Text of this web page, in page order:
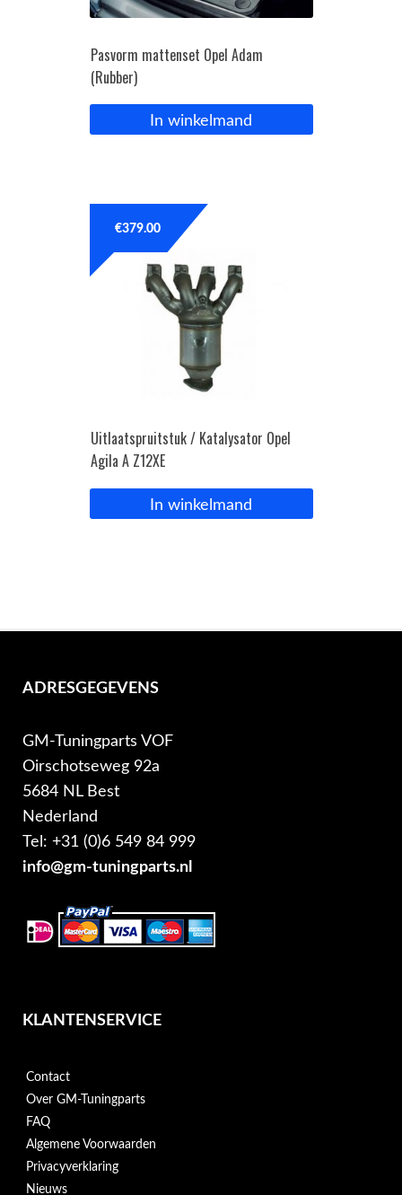
Pasvorm mattenset Opel Adam
(Rubber)
In winkelmand
Uitlaatspruitstuk / Katalysator Opel
Agila A Z12XE
€379.00
In winkelmand
ADRESGEGEVENS
GM-Tuningparts VOF
Oirschotseweg 92a
5684 NL Best
Nederland
Tel: +31 (0)6 549 84 999
info@gm-tuningparts.nl
KLANTENSERVICE
Contact
Over GM-Tuningparts
FAQ
Algemene Voorwaarden
Privacyverklaring
Nieuws